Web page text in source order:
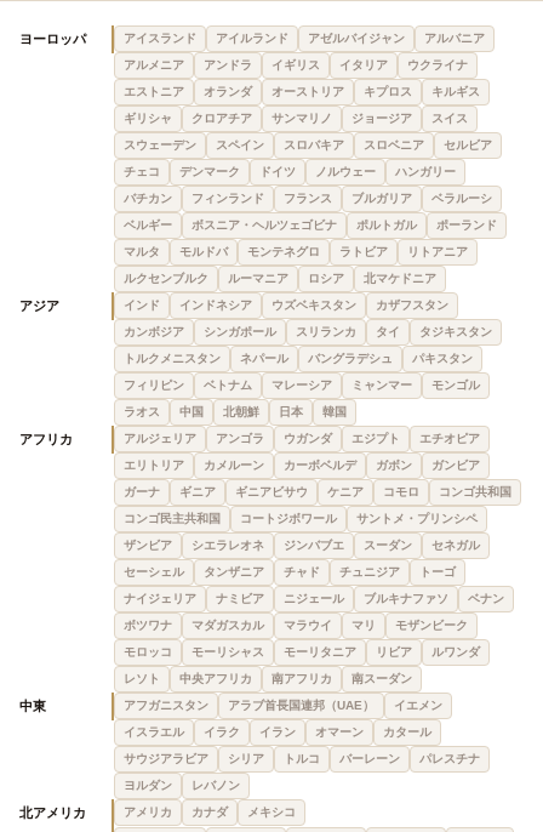
ヨーロッパ アイスランド アイルランド アゼルバイジャン
アルバニア
アルメニア
アンドラ イギリス イタリア
ウクライナ
エストニア
オランダ オーストリア キプロス
キルギス
ギリシャ
クロアチア サンマリノ ジョージア
スイス
スウェーデン
スペイン スロバキア スロベニア
セルビア
チェコ
デンマーク ドイツ ノルウェー
ハンガリー
バチカン
フィンランド フランス ブルガリア
ベラルーシ
ベルギー
ボスニア・ヘルツェゴビナ ポルトガル
ポーランド
マルタ
モルドバ モンテネグロ ラトビア
リトアニア
ルクセンブルク
ルーマニア ロシア 北マケドニア
アジア インド インドネシア ウズベキスタン
カザフスタン
カンボジア
シンガポール スリランカ タイ
タジキスタン
トルクメニスタン
ネパール バングラデシュ
パキスタン
フィリピン
ベトナム マレーシア ミャンマー
モンゴル
ラオス
中国 北朝鮮 日本 韓国
アフリカ アルジェリア アンゴラ ウガンダ エジプト
エチオピア
エリトリア
カメルーン カーボベルデ ガボン
ガンビア
ガーナ
ギニア ギニアビサウ ケニア コモロ
コンゴ共和国
コンゴ民主共和国
コートジボワール
サントメ・プリンシペ
ザンビア
シエラレオネ ジンバブエ スーダン
セネガル
セーシェル
タンザニア チャド チュニジア
トーゴ
ナイジェリア
ナミビア ニジェール ブルキナファソ
ベナン
ボツワナ
マダガスカル マラウイ マリ
モザンビーク
モロッコ
モーリシャス モーリタニア リビア
ルワンダ
レソト
中央アフリカ 南アフリカ 南スーダン
中東 アフガニスタン アラブ首長国連邦（UAE）
イエメン
イスラエル
イラク イラン オマーン
カタール
サウジアラビア
シリア トルコ バーレーン
パレスチナ
ヨルダン
レバノン
北アメリカ アメリカ カナダ メキシコ